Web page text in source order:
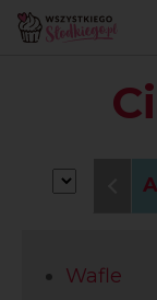
Strona główna
A
Wafle